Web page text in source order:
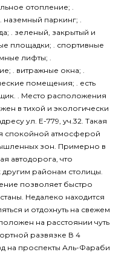
отопление; .
наземный паркинг; .
. зеленый, закрытый и
площадки; . спортивные
лифты; .
. витражные окна; .
помещения; . есть
. Место расположения
в тихой и экологически
ул. Е-779, уч.32. Такая
спокойной атмосферой
зон. Примерно в
автодорога, что
другим районам столицы.
позволяет быстро
Недалеко находится
и отдохнуть на свежем
на расстоянии чуть
развязке В 4
на проспекты Аль-Фараби